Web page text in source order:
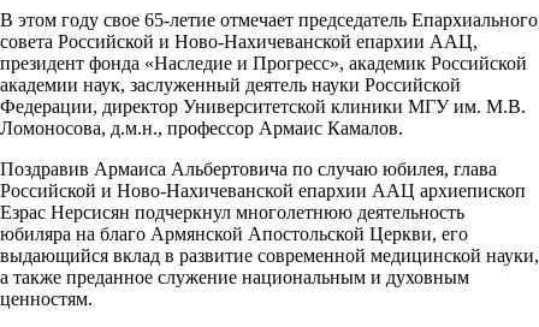
В этом году свое 65-летие отмечает председатель Епархиального
совета Российской и Ново-Нахичеванской епархии ААЦ,
президент фонда «Наследие и Прогресс», академик Российской
академии наук, заслуженный деятель науки Российской
Федерации, директор Университетской клиники МГУ им. М.В.
Ломоносова, д.м.н., профессор Армаис Камалов.
Поздравив Армаиса Альбертовича по случаю юбилея, глава
Российской и Ново-Нахичеванской епархии ААЦ архиепископ
Езрас Нерсисян подчеркнул многолетнюю деятельность
юбиляра на благо Армянской Апостольской Церкви, его
выдающийся вклад в развитие современной медицинской науки,
а также преданное служение национальным и духовным
ценностям.